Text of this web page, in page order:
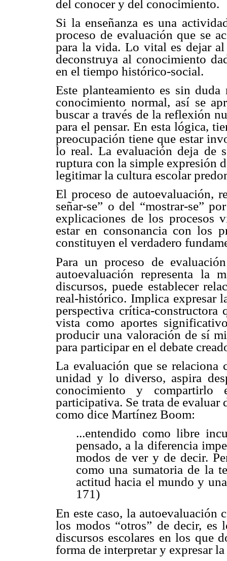
del conocer y del conocimiento.
Si la enseñanza es una
proceso de evaluación que se
para la vida. Lo vital es dejar
deconstruya al conocimiento
en el tiempo histórico-social.
Este planteamiento es sin
conocimiento normal, así se
buscar a través de la reflexión
para el pensar. En esta lógica,
preocupación tiene que estar
lo real. La evaluación deja de
ruptura con la simple expresión
legitimar la cultura escolar
El proceso de autoevaluación,
señar-se” o del “mostrar-se”
explicaciones de los procesos
estar en consonancia con los
constituyen el verdadero
Para un proceso de
autoevaluación representa la
discursos, puede establecer
real-histórico. Implica expresar
perspectiva crítica-
vista como aportes
producir una valoración de sí
para participar en el debate
La evaluación que se relaciona
unidad y lo diverso, aspira
conocimiento y
participativa. Se trata de evaluar
como dice Martínez Boom:
...entendido como libre
pensado, a la diferencia
modos de ver y de decir.
como una sumatoria de la
actitud hacia el mundo y
171)
En este caso, la autoevaluación
los modos “otros” de decir, es
discursos escolares en los que
forma de interpretar y expresar